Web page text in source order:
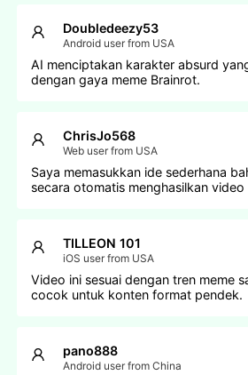
Doubledeezy53
Android user from USA
AI menciptakan karakter absurd
dengan gaya meme Brainrot.
ChrisJo568
Web user from USA
Saya memasukkan ide sederhana
secara otomatis menghasilkan video
TILLEON 101
iOS user from USA
Video ini sesuai dengan tren meme
cocok untuk konten format pendek.
pano888
Android user from China